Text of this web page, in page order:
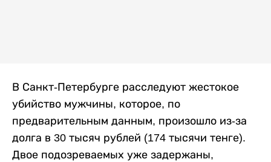
В Санкт-Петербурге расследуют жестокое
убийство мужчины, которое, по
предварительным данным, произошло из-за
долга в 30 тысяч рублей (174 тысячи тенге).
Двое подозреваемых уже задержаны,